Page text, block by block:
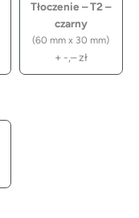
Tłoczenie – T2 –
czarny
(60 mm x 30 mm)
+ -,–zł